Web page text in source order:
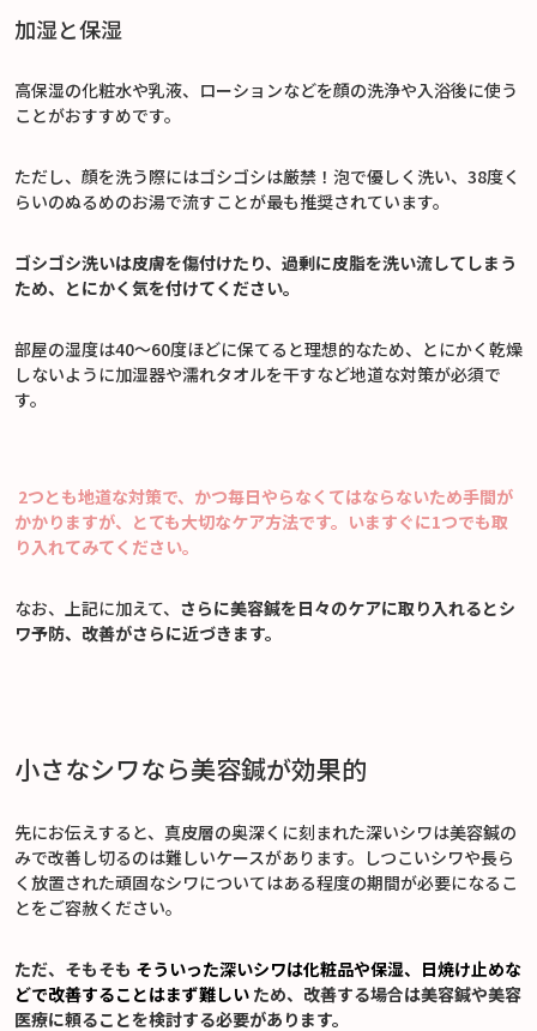
加湿と保湿
高保湿の化粧水や乳液、ローションなどを顔の洗浄や入浴後に使う
ことがおすすめです。
ただし、顔を洗う際にはゴシゴシは厳禁！泡で優しく洗い、38度く
らいのぬるめのお湯で流すことが最も推奨されています。
ゴシゴシ洗いは皮膚を傷付けたり、過剰に皮脂を洗い流してしまう
ため、とにかく気を付けてください。
部屋の湿度は40～60度ほどに保てると理想的なため、とにかく乾燥
しないように加湿器や濡れタオルを干すなど地道な対策が必須で
す。
2つとも地道な対策で、かつ毎日やらなくてはならないため手間が
かかりますが、とても大切なケア方法です。いますぐに1つでも取
り入れてみてください。
なお、上記に加えて、 さらに美容鍼を日々のケアに取り入れるとシ
ワ予防、改善がさらに近づきます。
小さなシワなら美容鍼が効果的
先にお伝えすると、真皮層の奥深くに刻まれた深いシワは美容鍼の
みで改善し切るのは難しいケースがあります。しつこいシワや長ら
く放置された頑固なシワについてはある程度の期間が必要になるこ
とをご容赦ください。
ただ、そもそも そういった深いシワは化粧品や保湿、日焼け止めな
どで改善することはまず難しい ため、改善する場合は美容鍼や美容
医療に頼ることを検討する必要があります。